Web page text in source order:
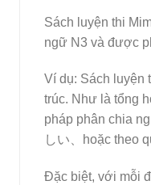
Sách luyện thi
ngữ N3 và được
Ví dụ: Sách luyện
trúc. Như là tổng
pháp phân chia
しい、hoặc theo
Đặc biệt, với mỗi